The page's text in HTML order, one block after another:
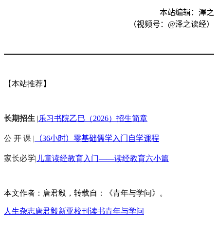
本站编辑：澤之
（视频号： @泽之读经）
【本站推荐】
长期招生 |乐习书院乙巳（2026）招生简章
公 开 课 | （36小时）零基础儒学入门自学课程
家长必学| 儿童读经教育入门——读经教育六小篇
本文作者：唐君毅，转载自：《青年与学问》。
人生杂志唐君毅新亚校刊 读书青年与学问